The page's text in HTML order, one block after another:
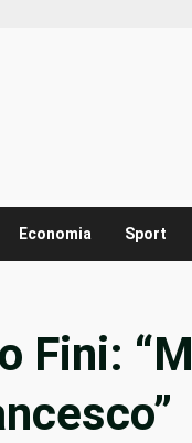
Economia Sport
Fini: